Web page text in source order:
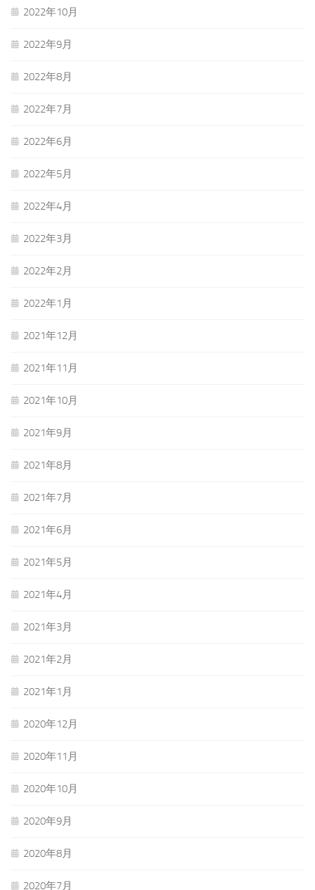
2022年10月
2022年9月
2022年8月
2022年7月
2022年6月
2022年5月
2022年4月
2022年3月
2022年2月
2022年1月
2021年12月
2021年11月
2021年10月
2021年9月
2021年8月
2021年7月
2021年6月
2021年5月
2021年4月
2021年3月
2021年2月
2021年1月
2020年12月
2020年11月
2020年10月
2020年9月
2020年8月
2020年7月